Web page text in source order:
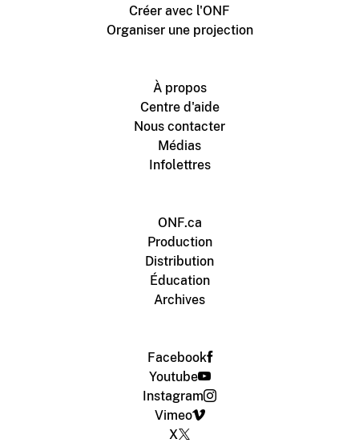
Créer avec l'ONF
Organiser une projection
À propos
Centre d'aide
Nous contacter
Médias
Infolettres
ONF.ca
Production
Distribution
Éducation
Archives
Facebook
Youtube
Instagram
Vimeo
X